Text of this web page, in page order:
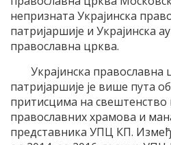
непризната Украјинска
патријаршије и Украјинска
православна црква.
Украјинска православна
патријаршије је више пута
притисцима на
православних храмова и
представника УПЦ КП.